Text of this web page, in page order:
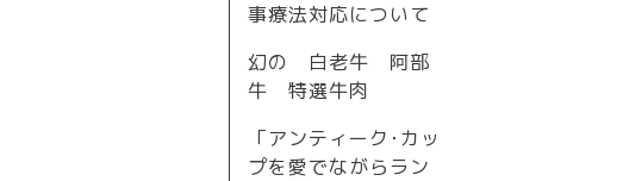
事療法対応について
幻の 白老牛 阿部
牛 特選牛肉
「アンティーク･カッ
プを愛でながらラン